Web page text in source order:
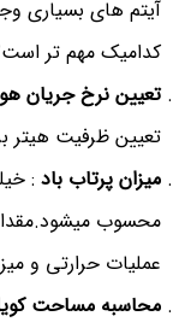
آیتم های بسیاری
کدامیک مهم تر
تعیین نرخ جریان
تعیین ظرفیت هیتر
میزان پرتاب باد :
محسوب
عملیات حرارتی و
محاسبه مساحت